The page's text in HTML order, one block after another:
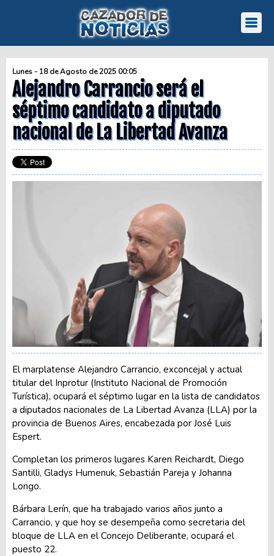
Lunes - 18 de Agosto de 2025 00:05
Alejandro Carrancio será el
séptimo candidato a diputado
nacional de La Libertad Avanza
El marplatense Alejandro Carrancio, exconcejal y actual
titular del Inprotur (Instituto Nacional de Promoción
Turística), ocupará el séptimo lugar en la lista de candidatos
a diputados nacionales de La Libertad Avanza (LLA) por la
provincia de Buenos Aires, encabezada por José Luis
Espert.
Completan los primeros lugares Karen Reichardt, Diego
Santilli, Gladys Humenuk, Sebastián Pareja y Johanna
Longo.
Bárbara Lerín, que ha trabajado varios años junto a
Carrancio, y que hoy se desempeña como secretaria del
bloque de LLA en el Concejo Deliberante, ocupará el
puesto 22.